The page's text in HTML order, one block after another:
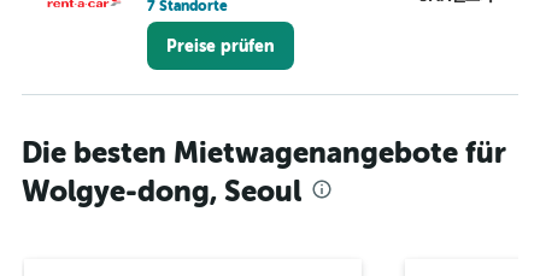
7 Standorte
Preise prüfen
Die besten Mietwagenangebote für
Wolgye-dong, Seoul